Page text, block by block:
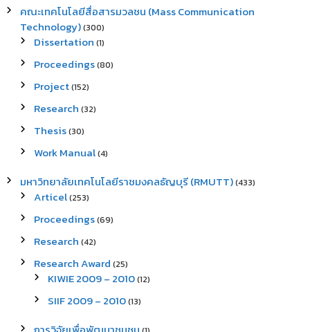
คณะเทคโนโลยีสื่อสารมวลชน (Mass Communication
Technology)(300)
Dissertation (1)
Proceedings(80)
Project(152)
Research (32)
Thesis(30)
Work Manual(4)
มหาวิทยาลัยเทคโนโลยีราชมงคลธัญบุรี (RMUTT)(433)
Articel(253)
Proceedings(69)
Research (42)
Research Award (25)
KIWIE 2009 – 2010(12)
SIIF 2009 – 2010(13)